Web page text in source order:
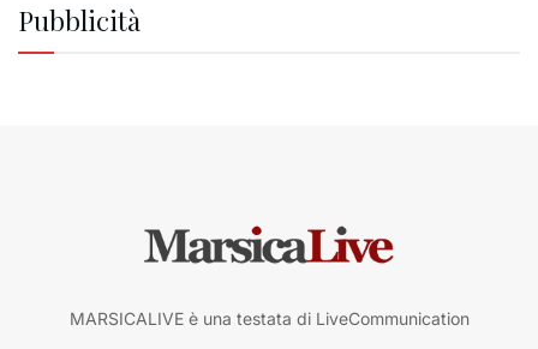
Pubblicità
MARSICALIVE è una testata di LiveCommunication